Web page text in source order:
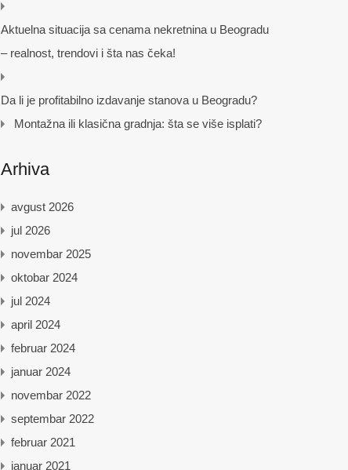
Aktuelna situacija sa cenama nekretnina u Beogradu
– realnost, trendovi i šta nas čeka!
Da li je profitabilno izdavanje stanova u Beogradu?
Montažna ili klasična gradnja: šta se više isplati?
Arhiva
avgust 2026
jul 2026
novembar 2025
oktobar 2024
jul 2024
april 2024
februar 2024
januar 2024
novembar 2022
septembar 2022
februar 2021
januar 2021